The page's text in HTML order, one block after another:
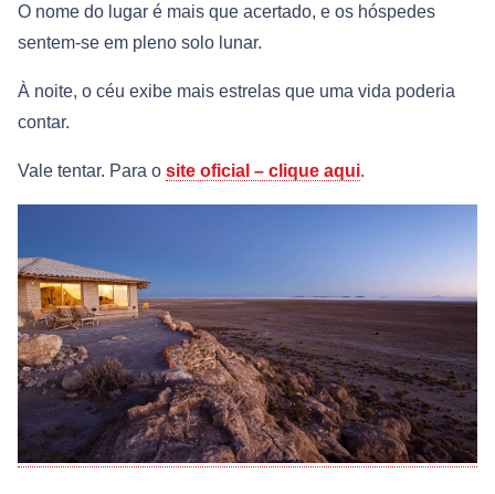
O nome do lugar é mais que acertado, e os hóspedes
sentem-se em pleno solo lunar.
À noite, o céu exibe mais estrelas que uma vida poderia
contar.
Vale tentar. Para o site oficial – clique aqui.